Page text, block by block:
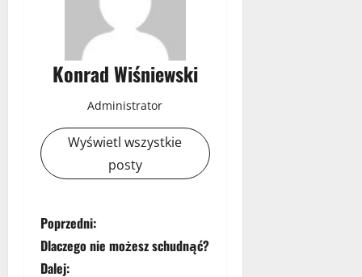
Konrad Wiśniewski
Administrator
Wyświetl wszystkie
posty
Z
o
Poprzedni:
Dlaczego nie możesz schudnąć?
Dalej: